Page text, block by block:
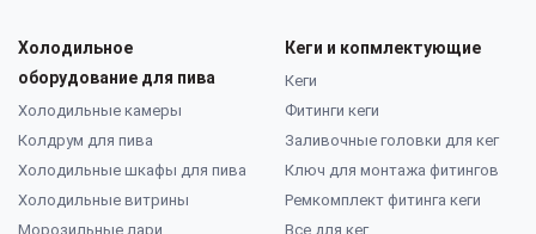
Холодильное
оборудование для пива
Холодильные камеры
Колдрум для пива
Холодильные шкафы для пива
Холодильные витрины
Морозильные лари
Кеги и копмлектующие
Кеги
Фитинги кеги
Заливочные головки для кег
Ключ для монтажа фитингов
Ремкомплект фитинга кеги
Все для кег